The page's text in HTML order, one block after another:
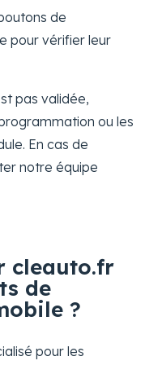
de
pour vérifier leur
pas validée,
ou les
En cas de
notre équipe
cleauto.fr
de
?
pour les